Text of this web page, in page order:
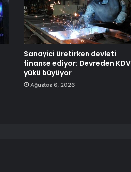
Sanayici üretirken devleti
finanse ediyor: Devreden KDV
yükü büyüyor
Ağustos 6, 2026